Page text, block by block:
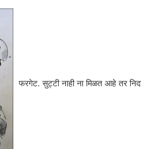
फरगेट. सुट्टी नाही ना मिळत आहे तर